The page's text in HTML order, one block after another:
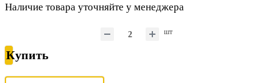
Наличие товара уточняйте у менеджера
шт
Купить